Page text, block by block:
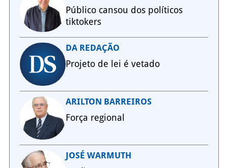
Público cansou dos políticos
tiktokers
DA REDAÇÃO
Projeto de lei é vetado
ARILTON BARREIROS
Força regional
JOSÉ WARMUTH